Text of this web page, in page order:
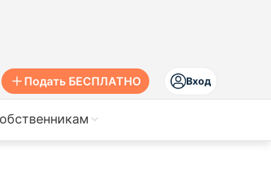
Подать БЕСПЛАТНО Вход